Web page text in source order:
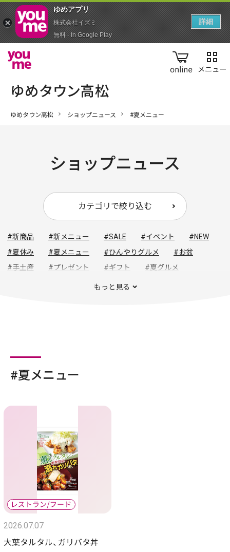
online
ゆめタウン高松 ショップニュース #夏メニュー
ショップニュース
カテゴリで絞り込む
#新商品 #新メニュー #SALE #イベント
#NEW
#夏休み
#夏メニュー #ひんやりグルメ
#お盆
#手土産
#プレゼント #ギフト
#夏グルメ
#春夏トレンド #初夏の暮らし
もっと見る
#夏メニュー
2026.07.07
大葉タルタル、ガリバタ丼
ゆめアプ‪リ‬
株式会社イズミ
無料 - In Google Play
詳細